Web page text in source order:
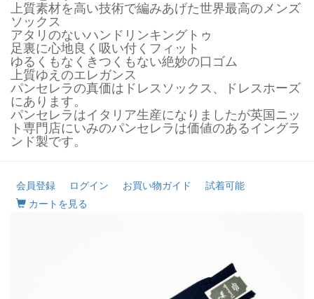
上質素材を高い技術で編みあげた世界最高のメンズ
ソックス
アタリのないハンドリンキングトゥ
足裏に心地良く吸い付くフィット
ゆるくもなくきつくもない絶妙の口ゴム
上質ゆえのエレガンス
パンセレラの真価はドレスソックス、ドレスホーズ
にあります。
パンセレラはイタリア生産になりましたが英国ニッ
ト専門店にいみのパンセレラは価値のあるイングラ
ンド製です。
会員登録 ログイン お買い物ガイド
試着可能
カートを見る